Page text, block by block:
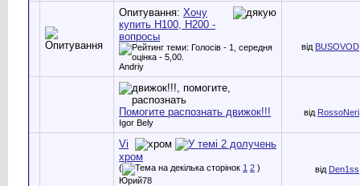
Опитування: Хочу
купить H100, Н200 -
вопросы
Andriy
від BUSOVOD
Помогите распознать движок!!!
Igor Bely
від RossoNeri
Vi
хром
( 1 2 )
Юрий78
від Den1ss